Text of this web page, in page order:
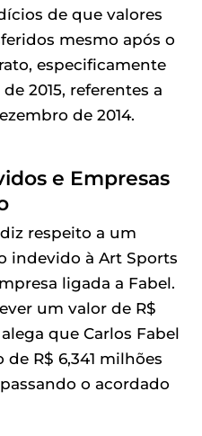
de que valores
mesmo após o
especificamente
2015, referentes a
de 2014.
e Empresas
respeito a um
indevido à Art Sports
ligada a Fabel.
um valor de R$
que Carlos Fabel
R$ 6,341 milhões
o acordado